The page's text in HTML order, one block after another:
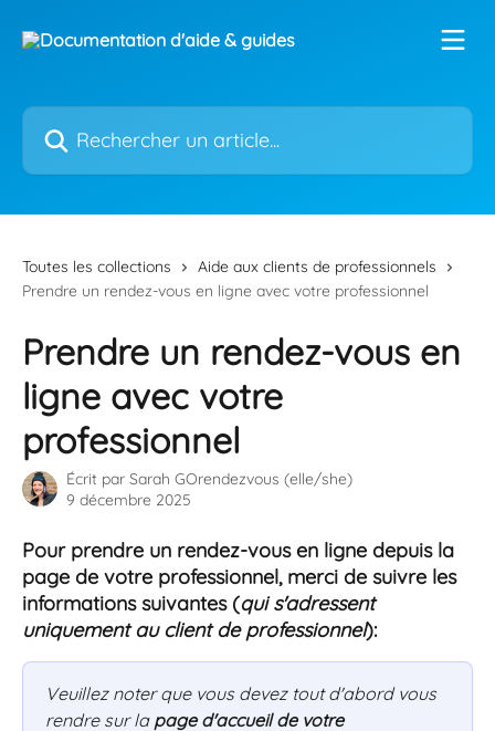
Rechercher un article...
Toutes les collections
Aide aux clients de professionnels
Prendre un rendez-vous en ligne avec votre professionnel
Prendre un rendez-vous en
ligne avec votre
professionnel
Écrit par Sarah GOrendezvous (elle/she)
9 décembre 2025
Pour prendre un rendez-vous en ligne depuis la
page de votre professionnel, merci de suivre les
informations suivantes (qui s'adressent
uniquement au client de professionnel):
Veuillez noter que vous devez tout d'abord vous
rendre sur la page d'accueil de votre